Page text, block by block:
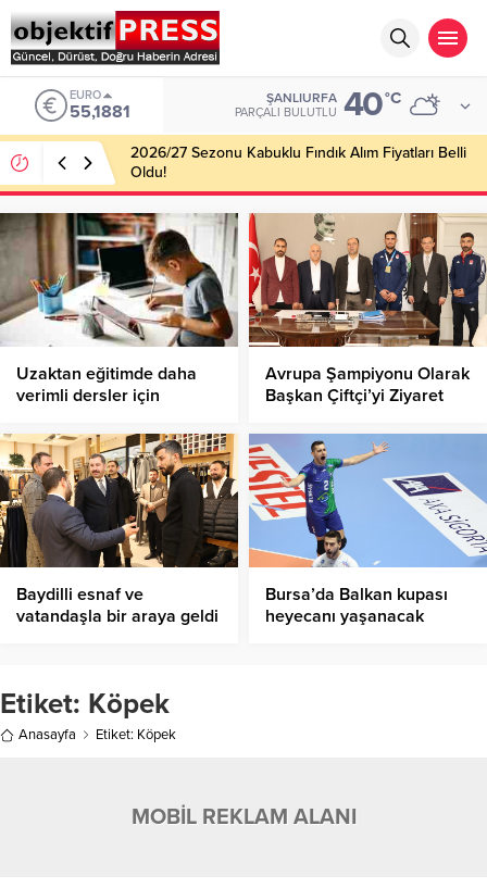
EURO
55,1881
ŞANLIURFA
PARÇALI BULUTLU 40°C
2026/27 Sezonu Kabuklu Fındık Alım Fiyatları Belli
Oldu!
Uzaktan eğitimde daha
verimli dersler için
Avrupa Şampiyonu Olarak
Başkan Çiftçi’yi Ziyaret
Baydilli esnaf ve
vatandaşla bir araya geldi
Bursa’da Balkan kupası
heyecanı yaşanacak
Etiket: Köpek
Anasayfa Etiket: Köpek
MOBİL REKLAM ALANI